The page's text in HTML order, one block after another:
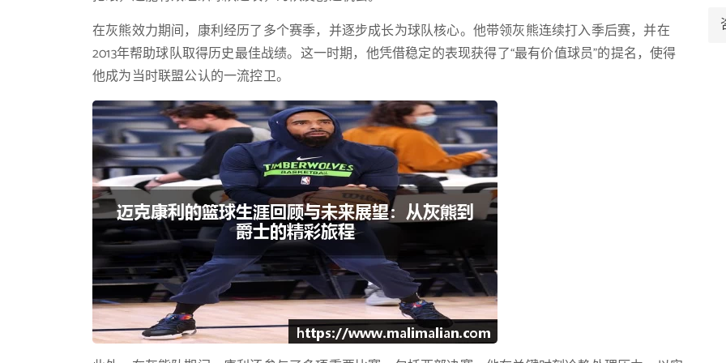
在灰熊效力期间，康利经历了多个赛季，并逐步成长为球队核心。他带领灰熊连续打入季后赛，并在
2013年帮助球队取得历史最佳战绩。这一时期，他凭借稳定的表现获得了“最有价值球员”的提名，使得
他成为当时联盟公认的一流控卫。